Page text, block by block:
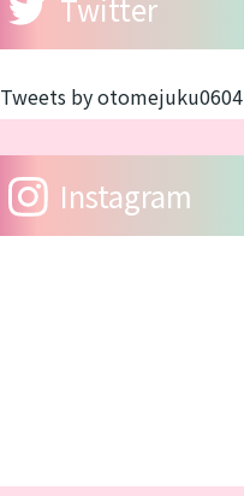
Twitter
Tweets by otomejuku0604
Instagram